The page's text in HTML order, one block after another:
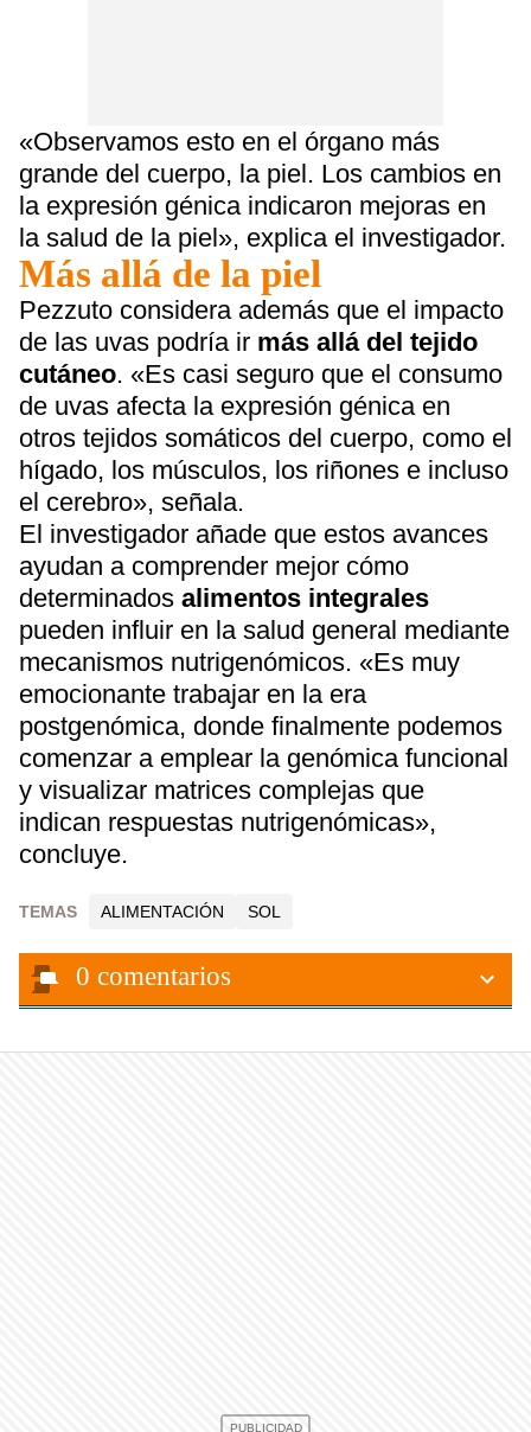
«Observamos esto en el órgano más
grande del cuerpo, la piel. Los cambios en
la expresión génica indicaron mejoras en
la salud de la piel», explica el investigador.
Más allá de la piel
Pezzuto considera además que el impacto
de las uvas podría ir más allá del tejido
cutáneo. «Es casi seguro que el consumo
de uvas afecta la expresión génica en
otros tejidos somáticos del cuerpo, como el
hígado, los músculos, los riñones e incluso
el cerebro», señala.
El investigador añade que estos avances
ayudan a comprender mejor cómo
determinados alimentos integrales
pueden influir en la salud general mediante
mecanismos nutrigenómicos. «Es muy
emocionante trabajar en la era
postgenómica, donde finalmente podemos
comenzar a emplear la genómica funcional
y visualizar matrices complejas que
indican respuestas nutrigenómicas»,
concluye.
TEMAS ALIMENTACIÓN SOL
0 comentarios